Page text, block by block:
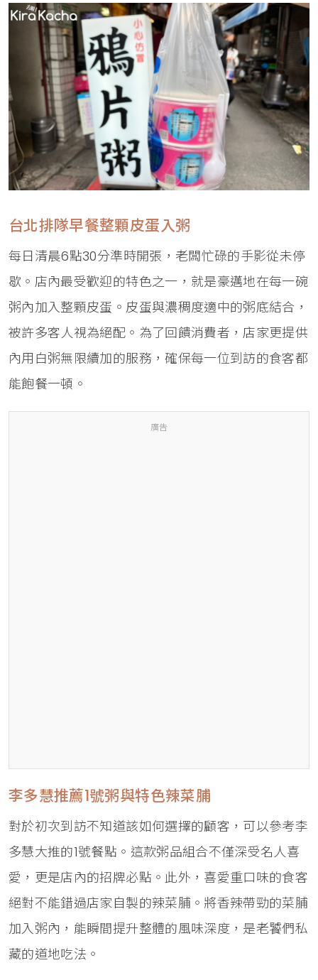
台北排隊早餐整顆皮蛋入粥
每日清晨6點30分準時開張，老闆忙碌的手影從未停
歇。店內最受歡迎的特色之一，就是豪邁地在每一碗
粥內加入整顆皮蛋。皮蛋與濃稠度適中的粥底結合，
被許多客人視為絕配。為了回饋消費者，店家更提供
內用白粥無限續加的服務，確保每一位到訪的食客都
能飽餐一頓。
廣告
李多慧推薦1號粥與特色辣菜脯
對於初次到訪不知道該如何選擇的顧客，可以參考李
多慧大推的1號餐點。這款粥品組合不僅深受名人喜
愛，更是店內的招牌必點。此外，喜愛重口味的食客
絕對不能錯過店家自製的辣菜脯。將香辣帶勁的菜脯
加入粥內，能瞬間提升整體的風味深度，是老饕們私
藏的道地吃法。